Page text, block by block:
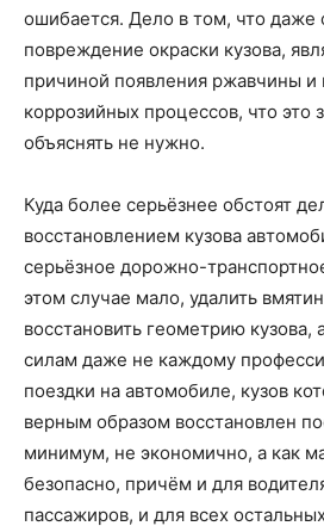
ошибается. Дело в том, что даже
повреждение окраски кузова,
причиной появления ржавчины и
коррозийных процессов, что это
объяснять не нужно.
Куда более серьёзнее обстоят
восстановлением кузова
серьёзное дорожно-
этом случае мало, удалить
восстановить геометрию кузова,
силам даже не каждому
поездки на автомобиле, кузов
верным образом восстановлен
минимум, не экономично, а как
безопасно, причём и для
пассажиров, и для всех